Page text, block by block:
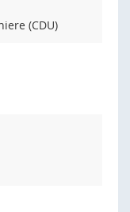
(CDU)